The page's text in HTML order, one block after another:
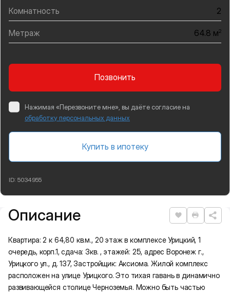
Комнатность 2
Метраж 64.8 м2
Позвонить
Нажимая «Перезвоните мне», вы даёте согласие на
обработку персональных данных
Купить в ипотеку
ID: 5034955
Подробная информация
Описание Нравится
Квартира: 2 к 64,80 кв.м., 20 этаж в комплексе Урицкий, 1
очередь, корп.1, сдача: 3кв. , этажей: 25, адрес Воронеж г.,
Урицкого ул., д. 137, Застройщик: Аксиома. Жилой комплекс
расположен на улице Урицкого. Это тихая гавань в динамично
развивающейся столице Черноземья. Можно быть частью